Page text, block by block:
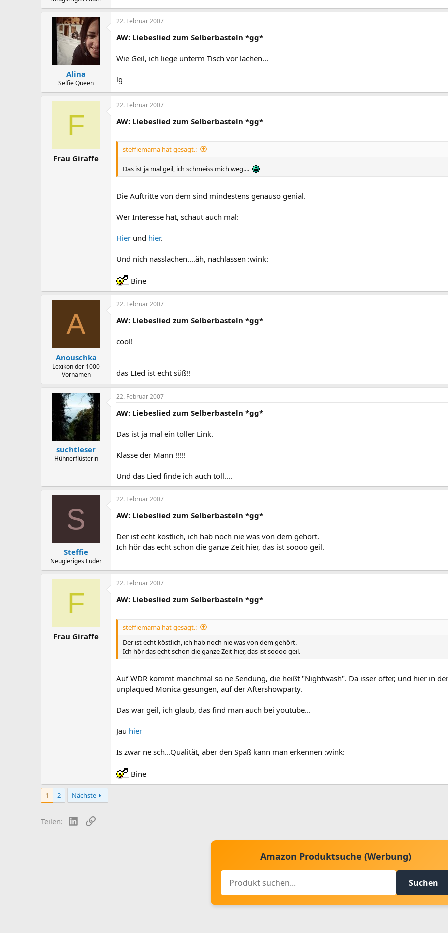
Alina
Selfie Queen
22. Februar 2007
AW: Liebeslied zum Selberbasteln *gg*
Wie Geil, ich liege unterm Tisch vor lachen...
lg
F
Frau Giraffe
22. Februar 2007
AW: Liebeslied zum Selberbasteln *gg*
steffiemama hat gesagt.:
Das ist ja mal geil, ich schmeiss mich weg....
Die Auftritte von dem sind mindestens genauso genial.
Wer Interesse hat, schaut auch mal:
Hier und hier.
Und nich nasslachen....äh, nachlassen :wink:
Bine
A
Anouschka
Lexikon der 1000
Vornamen
22. Februar 2007
AW: Liebeslied zum Selberbasteln *gg*
cool!
das LIed ist echt süß!!
suchtleser
Hühnerflüsterin
22. Februar 2007
AW: Liebeslied zum Selberbasteln *gg*
Das ist ja mal ein toller Link.
Klasse der Mann !!!!!
Und das Lied finde ich auch toll....
S
Steffie
Neugieriges Luder
22. Februar 2007
AW: Liebeslied zum Selberbasteln *gg*
Der ist echt köstlich, ich hab noch nie was von dem gehört.
Ich hör das echt schon die ganze Zeit hier, das ist soooo geil.
F
Frau Giraffe
22. Februar 2007
AW: Liebeslied zum Selberbasteln *gg*
steffiemama hat gesagt.:
Der ist echt köstlich, ich hab noch nie was von dem gehört.
Ich hör das echt schon die ganze Zeit hier, das ist soooo geil.
Auf WDR kommt manchmal so ne Sendung, die heißt "Nightwash". Da isser öfter, und hier in
unplaqued Monica gesungen, auf der Aftershowparty.
Das war geil, ich glaub, das find man auch bei youtube...
Jau hier
Is zwar ne sch...Qualität, aber den Spaß kann man erkennen :wink:
Bine
1 2 Nächste
Teilen: LinkedIn
Link
Amazon Produktsuche (Werbung)
Suchen